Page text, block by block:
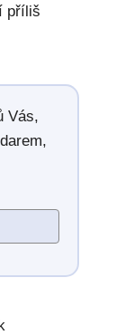
příliš
Vás,